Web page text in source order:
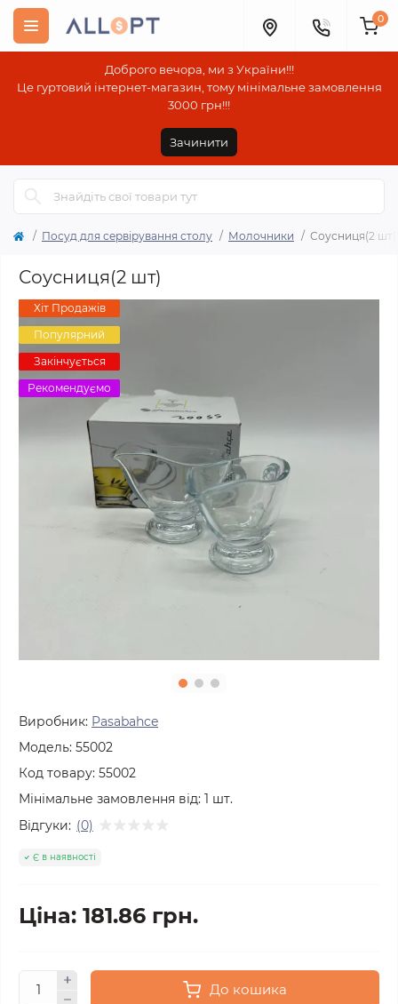
Доброго вечора, ми з України!!!
Це гуртовий інтернет-магазин, тому мінімальне замовлення
3000 грн!!!
Зачинити
0
Посуд для сервірування столу Молочники Соусниця(2 шт)
Соусниця(2 шт)
Хіт Продажів
Популярний
Закінчується
Рекомендуємо
Виробник: Pasabahce
Модель: 55002
Код товару: 55002
Мінімальне замовлення від: 1 шт.
Відгуки: (0)
Є в наявності
Ціна: 181.86 грн.
До кошика